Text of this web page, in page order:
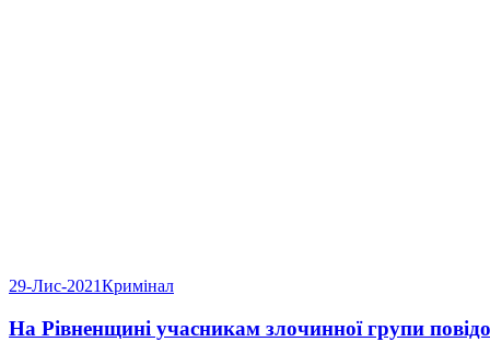
29-Лис-2021Кримінал
На Рівненщині учасникам злочинної групи